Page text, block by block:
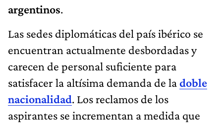
argentinos.
Las sedes diplomáticas del país ibérico se
encuentran actualmente desbordadas y
carecen de personal suficiente para
satisfacer la altísima demanda de ladoble
nacionalidad. Los reclamos de los
aspirantes se incrementan a medida que